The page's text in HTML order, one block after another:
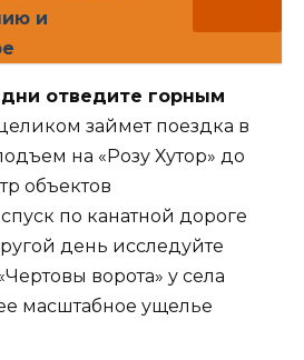
и
отведите горным
займет поездка в
на «Розу Хутор» до
объектов
по канатной дороге
день исследуйте
ворота» у села
масштабное ущелье